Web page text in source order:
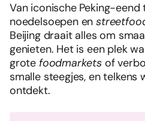
Van iconische Peking-
noedelsoepen en
Beijing draait alles om
genieten. Het is een plek
grote foodmarkets of
smalle steegjes, en telkens
ontdekt.